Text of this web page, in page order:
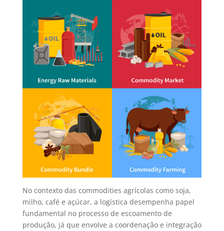
No contexto das commodities agrícolas como soja,
milho, café e açúcar, a logística desempenha papel
fundamental no processo de escoamento de
produção, já que envolve a coordenação e integração